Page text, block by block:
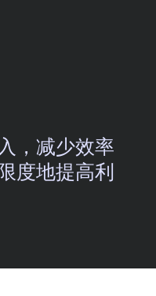
，减少效率
度地提高利